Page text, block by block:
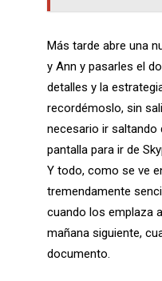
Más tarde abre una
y Ann y pasarles el
detalles y la
recordémoslo, sin
necesario ir saltando
pantalla para ir de
Y todo, como se ve
tremendamente
cuando los emplaza
mañana siguiente,
documento.